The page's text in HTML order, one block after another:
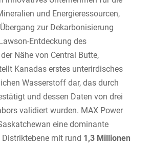
und Energieressourcen,
zur Dekarbonisierung
Entdeckung des
Nähe von Central Butte,
Kanadas erstes unterirdisches
Wasserstoff dar, das durch
und dessen Daten von drei
validiert wurden. MAX Power
eine dominante
mit rund 1,3 Millionen